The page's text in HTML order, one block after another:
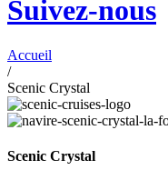
Suivez-nous
Accueil
/
Scenic Crystal
Scenic Crystal